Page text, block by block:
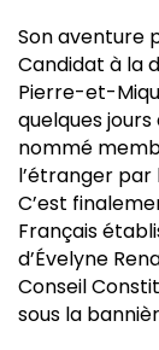
Son aventure
Candidat à la
Pierre-et-
quelques jours
nommé
l’étranger
C’est
Français
d’Évelyne
Conseil
sous la